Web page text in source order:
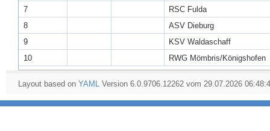
7
RSC Fulda
8
ASV Dieburg
9
KSV Waldaschaff
10
RWG Mömbris/Königshofen
Layout based on YAML Version 6.0.9706.12262 vom 29.07.2026